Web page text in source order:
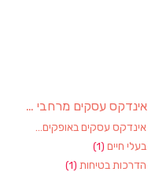
אינדקס עסקים מרחבי (97)
אינדקס עסקים באופקים (8)
בעלי חיים (1)
הדרכות בטיחות (1)